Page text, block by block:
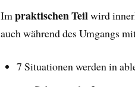
Impraktischen Teilwird
auch während des Umgangs
7 Situationen werden in